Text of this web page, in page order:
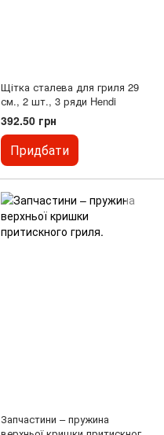
Щітка сталева для гриля 29
см., 2 шт., 3 ряди Hendi
392.50 грн
Придбати
Запчастини – пружина